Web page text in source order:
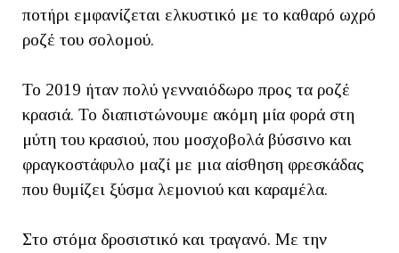
ποτήρι εμφανίζεται ελκυστικό με το καθαρό ωχρό
ροζέ του σολομού.
Το 2019 ήταν πολύ γενναιόδωρο προς τα ροζέ
κρασιά. Το διαπιστώνουμε ακόμη μία φορά στη
μύτη του κρασιού, που μοσχοβολά βύσσινο και
φραγκοστάφυλο μαζί με μια αίσθηση φρεσκάδας
που θυμίζει ξύσμα λεμονιού και καραμέλα.
Στο στόμα δροσιστικό και τραγανό. Με την